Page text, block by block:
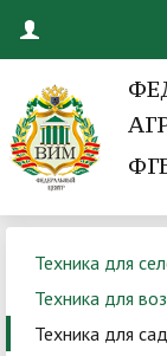
Техника для
Техника для
Техника для